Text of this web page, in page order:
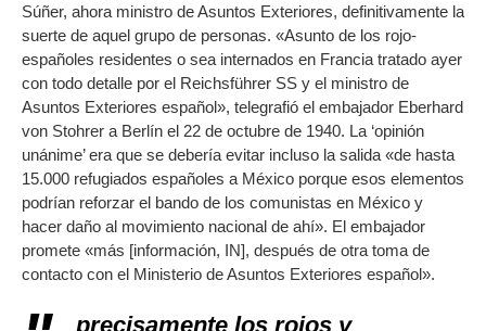
Súñer, ahora ministro de Asuntos Exteriores, definitivamente la
suerte de aquel grupo de personas. «Asunto de los rojo-
españoles residentes o sea internados en Francia tratado ayer
con todo detalle por el Reichsführer SS y el ministro de
Asuntos Exteriores español», telegrafió el embajador Eberhard
von Stohrer a Berlín el 22 de octubre de 1940. La ‘opinión
unánime’ era que se debería evitar incluso la salida «de hasta
15.000 refugiados españoles a México porque esos elementos
podrían reforzar el bando de los comunistas en México y
hacer daño al movimiento nacional de ahí». El embajador
promete «más [información, IN], después de otra toma de
contacto con el Ministerio de Asuntos Exteriores español».
precisamente los rojos y